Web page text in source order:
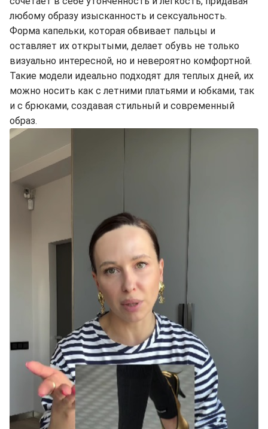
любому образу изысканность и сексуальность.
Форма капельки, которая обвивает пальцы и
оставляет их открытыми, делает обувь не только
визуально интересной, но и невероятно комфортной.
Такие модели идеально подходят для теплых дней, их
можно носить как с летними платьями и юбками, так
и с брюками, создавая стильный и современный
образ.